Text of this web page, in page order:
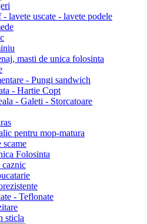
lavete uscate - lavete podele
masti de unica folosinta
- Pungi sandwich
- Hartie Copt
- Galeti - Storcatoare
pentru mop-matura
scame
Folosinta
caznic
- Teflonate
sticla